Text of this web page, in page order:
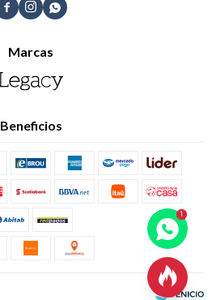
  
Marcas
Beneficios
